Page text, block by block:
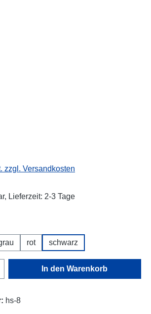
zzgl. Versandkosten
Lieferzeit: 2-3 Tage
rot schwarz
Gib den gewünschten
In den Warenkorb
hs-8